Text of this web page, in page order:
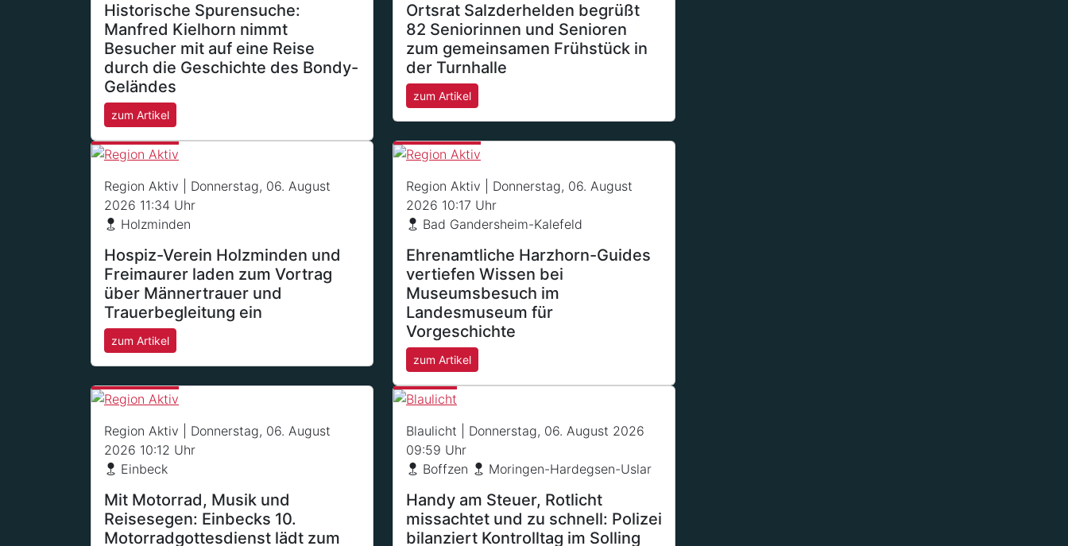
Historische Spurensuche:
Manfred Kielhorn nimmt
Besucher mit auf eine Reise
durch die Geschichte des Bondy-
Geländes
zum Artikel
Ortsrat Salzderhelden begrüßt
82 Seniorinnen und Senioren
zum gemeinsamen Frühstück in
der Turnhalle
zum Artikel
Region Aktiv
| Donnerstag, 06. August
2026 11:34 Uhr
Holzminden
Hospiz-Verein Holzminden und
Freimaurer laden zum Vortrag
über Männertrauer und
Trauerbegleitung ein
zum Artikel
Region Aktiv
| Donnerstag, 06. August
2026 10:17 Uhr
Bad Gandersheim-Kalefeld
Ehrenamtliche Harzhorn-Guides
vertiefen Wissen bei
Museumsbesuch im
Landesmuseum für
Vorgeschichte
zum Artikel
Region Aktiv
| Donnerstag, 06. August
2026 10:12 Uhr
Einbeck
Mit Motorrad, Musik und
Reisesegen: Einbecks 10.
Motorradgottesdienst lädt zum
Blaulicht
| Donnerstag, 06. August 2026
09:59 Uhr
Boffzen
Moringen-Hardegsen-Uslar
Handy am Steuer, Rotlicht
missachtet und zu schnell: Polizei
bilanziert Kontrolltag im Solling